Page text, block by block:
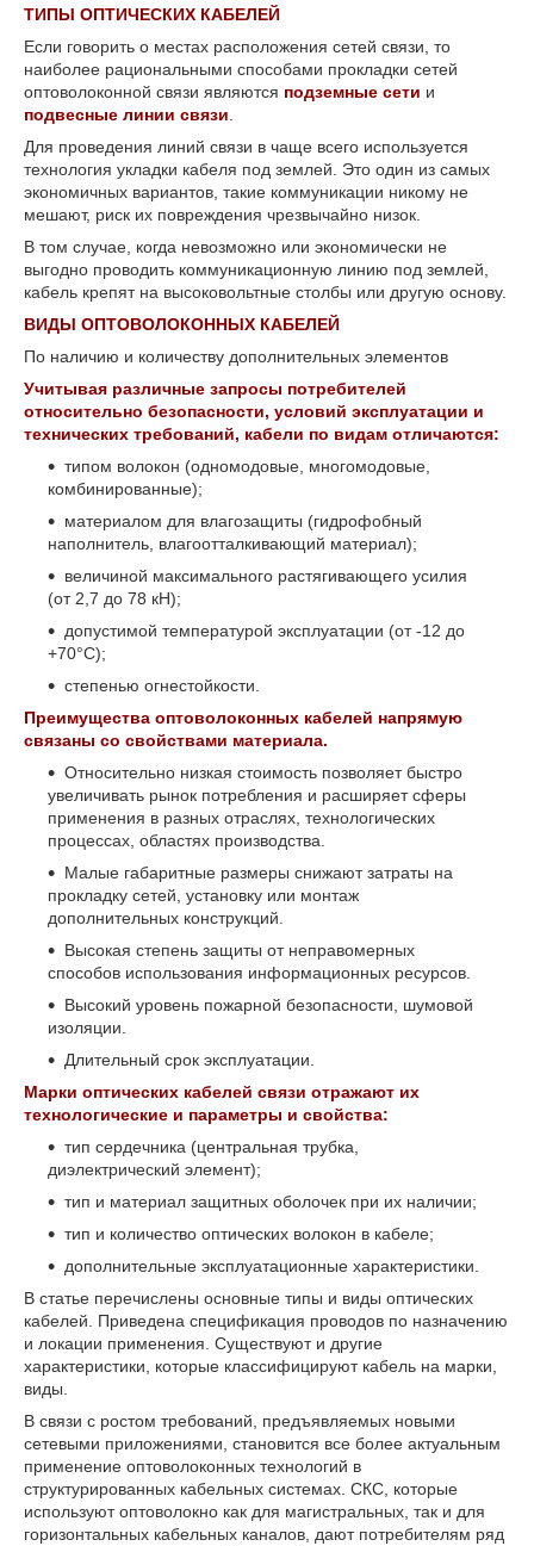
ТИПЫ ОПТИЧЕСКИХ КАБЕЛЕЙ
Если говорить о местах расположения сетей связи, то
наиболее рациональными способами прокладки сетей
оптоволоконной связи являются подземные сети и
подвесные линии связи
Для проведения линий связи в чаще всего используется
технология укладки кабеля под землей. Это один из самых
экономичных вариантов, такие коммуникации никому не
мешают, риск их повреждения чрезвычайно низок.
В том случае, когда невозможно или экономически не
выгодно проводить коммуникационную линию под землей,
кабель крепят на высоковольтные столбы или другую основу.
ВИДЫ ОПТОВОЛОКОННЫХ КАБЕЛЕЙ
По наличию и количеству дополнительных элементов
Учитывая различные запросы потребителей
относительно безопасности, условий эксплуатации и
технических требований, кабели по видам отличаются:
типом волокон (одномодовые, многомодовые,
комбинированные);
материалом для влагозащиты (гидрофобный
наполнитель, влагоотталкивающий материал);
величиной максимального растягивающего усилия
(от 2,7 до 78 кН);
допустимой температурой эксплуатации (от -12 до
+70°С);
степенью огнестойкости.
Преимущества оптоволоконных кабелей напрямую
связаны со свойствами материала.
Относительно низкая стоимость позволяет быстро
увеличивать рынок потребления и расширяет сферы
применения в разных отраслях, технологических
процессах, областях производства.
Малые габаритные размеры снижают затраты на
прокладку сетей, установку или монтаж
дополнительных конструкций.
Высокая степень защиты от неправомерных
способов использования информационных ресурсов.
Высокий уровень пожарной безопасности, шумовой
изоляции.
Длительный срок эксплуатации.
Марки оптических кабелей связи отражают их
технологические и параметры и свойства:
тип сердечника (центральная трубка,
диэлектрический элемент);
тип и материал защитных оболочек при их наличии;
тип и количество оптических волокон в кабеле;
дополнительные эксплуатационные характеристики.
В статье перечислены основные типы и виды оптических
кабелей. Приведена спецификация проводов по назначению
и локации применения. Существуют и другие
характеристики, которые классифицируют кабель на марки,
виды.
В связи с ростом требований, предъявляемых новыми
сетевыми приложениями, становится все более актуальным
применение оптоволоконных технологий в
структурированных кабельных системах. СКС, которые
используют оптоволокно как для магистральных, так и для
горизонтальных кабельных каналов, дают потребителям ряд